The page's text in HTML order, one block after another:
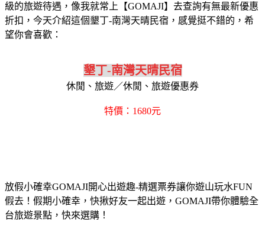
級的旅遊待遇，像我就常上【GOMAJI】去查詢有無最新優惠
折扣，今天介紹這個墾丁-南灣天晴民宿，感覺挺不錯的，希
望你會喜歡：
墾丁-南灣天晴民宿
休閒、旅遊／休閒、旅遊優惠券
特價：1680元
放假小確幸GOMAJI開心出遊趣-精選票券讓你遊山玩水FUN
假去！假期小確幸，快揪好友一起出遊，GOMAJI帶你體驗全
台旅遊景點，快來選購！